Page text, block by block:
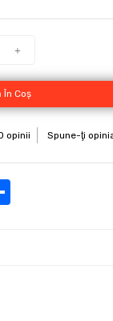
În Coş
opinii Spune-ţi
Share